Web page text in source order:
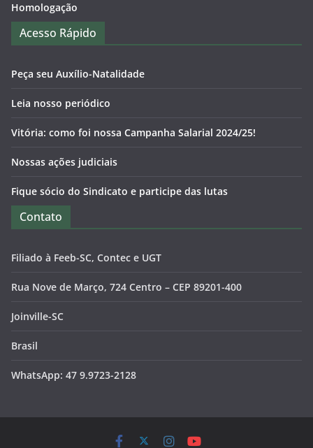
Homologação
Acesso Rápido
Peça seu Auxílio-Natalidade
Leia nosso periódico
Vitória: como foi nossa Campanha Salarial 2024/25!
Nossas ações judiciais
Fique sócio do Sindicato e participe das lutas
Contato
Filiado à Feeb-SC, Contec e UGT
Rua Nove de Março, 724 Centro – CEP 89201-400
Joinville-SC
Brasil
WhatsApp: 47 9.9723-2128